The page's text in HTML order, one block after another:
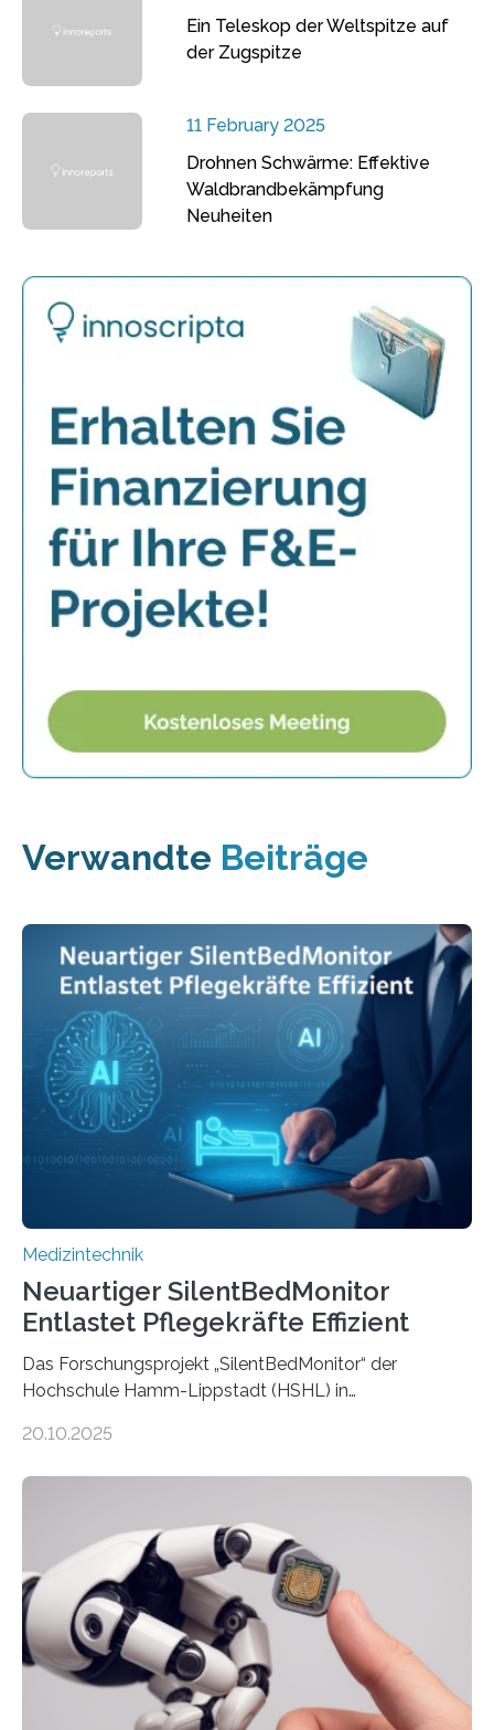
Ein Teleskop der Weltspitze auf
der Zugspitze
11 February 2025
Drohnen Schwärme: Effektive
Waldbrandbekämpfung
Neuheiten
Verwandte Beiträge
Medizintechnik
Neuartiger SilentBedMonitor
Entlastet Pflegekräfte Effizient
Das Forschungsprojekt „SilentBedMonitor“ der
Hochschule Hamm-Lippstadt (HSHL) in
auf Personen ab, die bettlägerig sind oder in ihrer
Entwicklung der Sensorik und Datenübertragung. Die
HSHL verantwortet die wissenschaftliche Begleitung
sowie die KI-gestützte Datenauswertung. Das Ziel ist
die Entwicklung eines berührungslosen
Assistenzsystems, das den Zustand der Person
kontinuierlich erfasst, pflegende Personen unterstützt
und in Notfällen selbstständig Alarm schlägt. „Die Idee
20.10.2025